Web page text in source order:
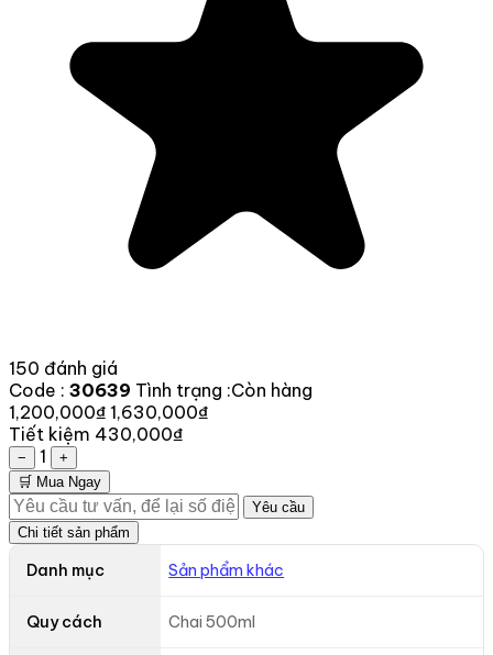
150 đánh giá
Code : 30639 Tình trạng :Còn hàng
1,200,000₫ 1,630,000₫
Tiết kiệm 430,000₫
− 1
+
🛒 Mua Ngay
Yêu cầu
Chi tiết sản phẩm
Danh mục Sản phẩm khác
Quy cách Chai 500ml